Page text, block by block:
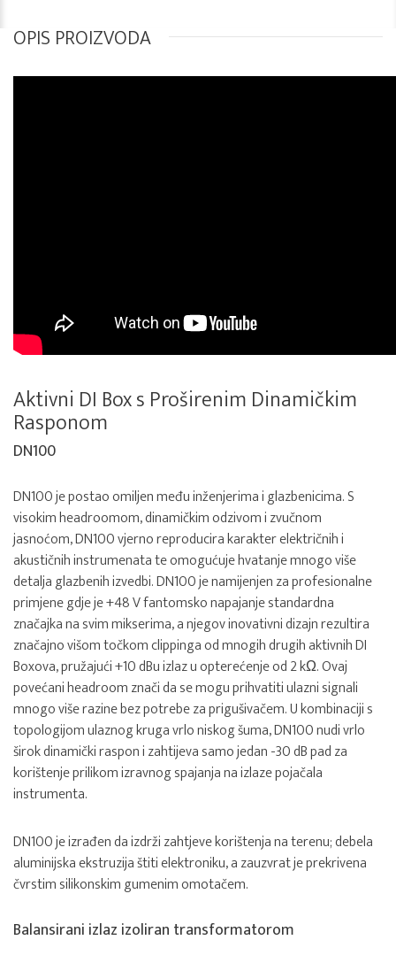
OPIS PROIZVODA
Aktivni DI Box s Proširenim Dinamičkim
Rasponom
DN100
DN100 je postao omiljen među inženjerima i glazbenicima. S
visokim headroomom, dinamičkim odzivom i zvučnom
jasnoćom, DN100 vjerno reproducira karakter električnih i
akustičnih instrumenata te omogućuje hvatanje mnogo više
detalja glazbenih izvedbi. DN100 je namijenjen za profesionalne
primjene gdje je +48 V fantomsko napajanje standardna
značajka na svim mikserima, a njegov inovativni dizajn rezultira
značajno višom točkom clippinga od mnogih drugih aktivnih DI
Boxova, pružajući +10 dBu izlaz u opterećenje od 2 kΩ. Ovaj
povećani headroom znači da se mogu prihvatiti ulazni signali
mnogo više razine bez potrebe za prigušivačem. U kombinaciji s
topologijom ulaznog kruga vrlo niskog šuma, DN100 nudi vrlo
širok dinamički raspon i zahtijeva samo jedan -30 dB pad za
korištenje prilikom izravnog spajanja na izlaze pojačala
instrumenta.
DN100 je izrađen da izdrži zahtjeve korištenja na terenu; debela
aluminijska ekstruzija štiti elektroniku, a zauzvrat je prekrivena
čvrstim silikonskim gumenim omotačem.
Balansirani izlaz izoliran transformatorom